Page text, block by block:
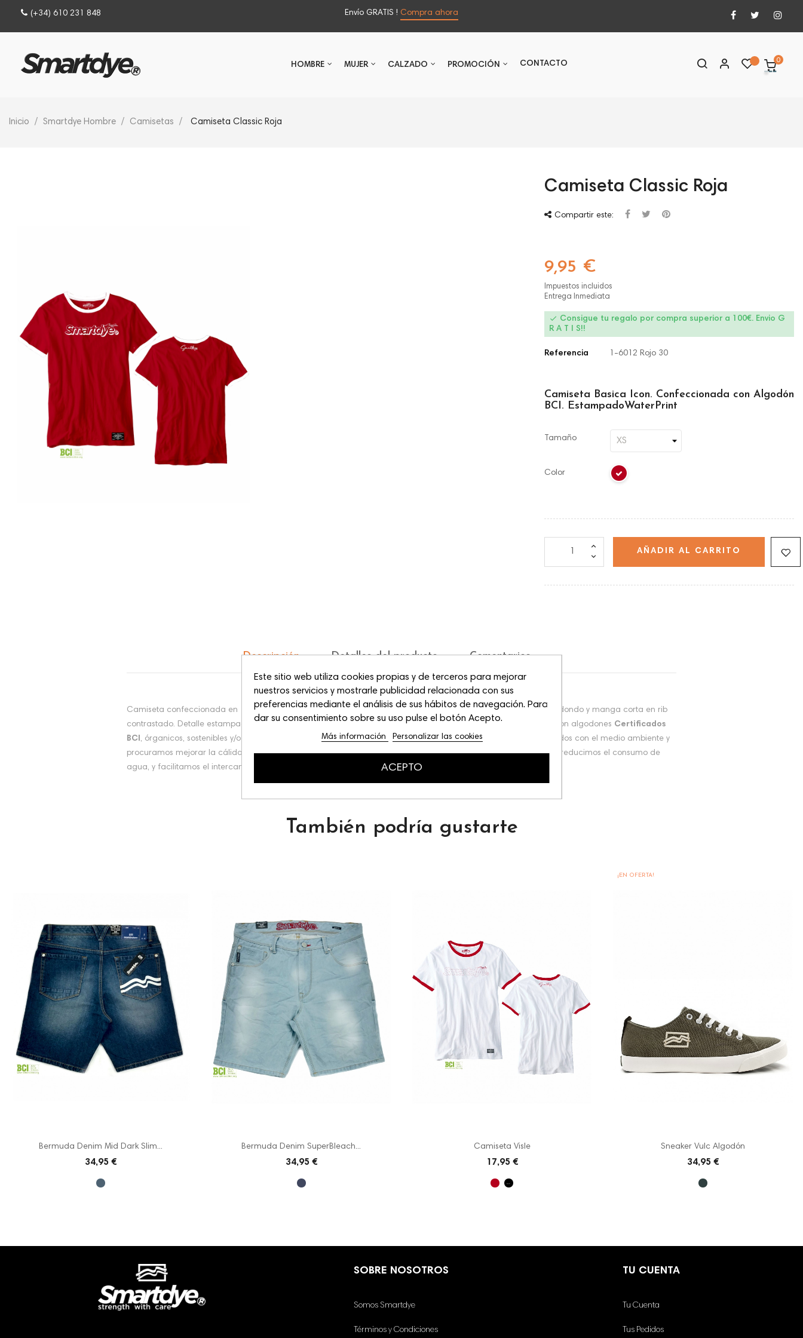
(+34) 610 231 848 Envío GRATIS ! Compra ahora
HOMBRE MUJER CALZADO PROMOCIÓN CONTACTO 0
Inicio Smartdye Hombre Camisetas Camiseta Classic Roja
Camiseta Classic Roja
Compartir este:
9,95 €
Impuestos incluidos
Entrega Inmediata
 Consigue tu regalo por compra superior a 100€. Envio G
R A T I S!!
Referencia 1-6012 Rojo 30
Camiseta Basica Icon. Confeccionada con Algodón
BCI. EstampadoWaterPrint
Tamaño
Color
AÑADIR AL CARRITO
Descripción Detalles del producto Comentarios
Camiseta confeccionada en 100% algodón BCI proveniente de granjas Certificadas. Corte Regular Fit, cuello redondo y manga corta en rib
contrastado. Detalle estampado pigmentado en el pecho y espalda. Todas nuestras prendas se confeccionan con algodones Certificados
BCI, órganicos, sostenibles y/o reciclados. Primamos la responsabilidad sostenible y diversa. Estamos comprometidos con el medio ambiente y
procuramos mejorar la cálidad de vida de las comunidades involucradas en el proceso de fabricación. Porque reducimos el consumo de
agua, y facilitamos el intercambio de producción sostenible.
También podría gustarte
Bermuda Denim Mid Dark Slim...
34,95 €
Bermuda Denim SuperBleach...
34,95 €
Camiseta Visle
17,95 €
¡EN OFERTA!
Sneaker Vulc Algodón
34,95 €
SOBRE NOSOTROS
Somos Smartdye
Términos y Condiciones
TU CUENTA
Tu Cuenta
Tus Pedidos
Este sitio web utiliza cookies propias y de terceros para mejorar
nuestros servicios y mostrarle publicidad relacionada con sus
preferencias mediante el análisis de sus hábitos de navegación. Para
dar su consentimiento sobre su uso pulse el botón Acepto.
Más información Personalizar las cookies
ACEPTO